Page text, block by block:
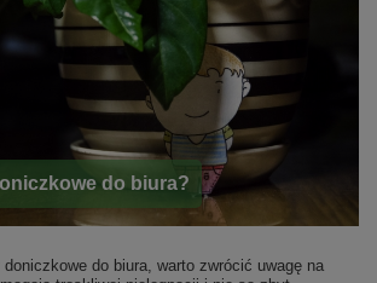
do biura?
do biura, warto zwrócić uwagę na